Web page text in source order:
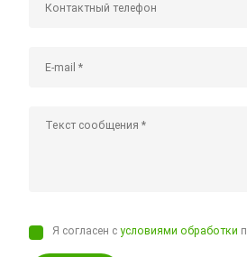
Я согласен сусловиями обработки